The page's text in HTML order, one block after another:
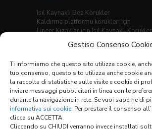
Gestisci Consenso
Ti informiamo che questo sito utilizza cookie,
tuo consenso, questo sito utilizza anche cookie
la raccolta di statistiche sulle visite e cookie di
inviare messaggi pubblicitari in linea con le
durante la navigazione in rete. Se vuoi saperne di
informativa sui cookie. Per prestare il consenso
clicca su ACCETTA.
Cliccando su CHIUDI verranno invece installati
Isıl Kaynaklı Bez Körükler
Kaldırma platformu körükleri için
Lineer Kızaklar için Isıl Kaynaklı Körükler
Rulo perde kapaklar
Teleskopik kapaklar
Yuvarlak körükler
Sacli bez korukler
Malzemeler
Genel Satis Sartlari